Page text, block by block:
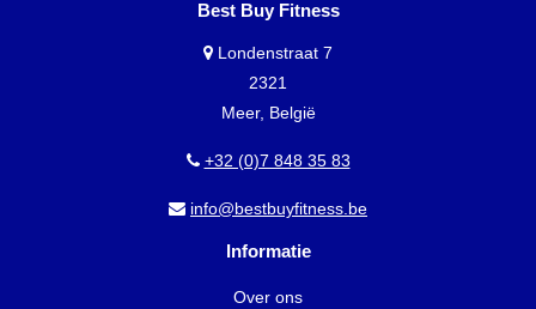
Best Buy Fitness
Londenstraat 7
2321
Meer, België
+32 (0)7 848 35 83
info@bestbuyfitness.be
Informatie
Over ons